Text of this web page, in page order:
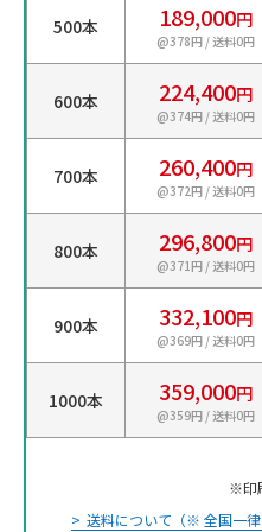
500本 189,000円
@378円 / 送料0円
600本 224,400円
@374円 / 送料0円
700本 260,400円
@372円 / 送料0円
800本 296,800円
@371円 / 送料0円
900本 332,100円
@369円 / 送料0円
1000本 359,000円
@359円 / 送料0円
印
送料について（※ 全国一律